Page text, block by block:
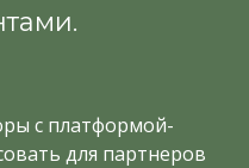
с платформой-
для партнеров